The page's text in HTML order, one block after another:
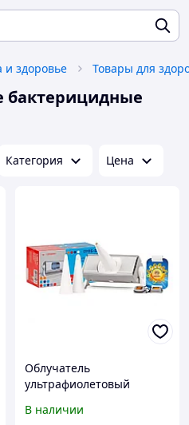
и здоровье Товары для
бактерицидные
Категория Цена
Облучатель
ультрафиолетовый
«Солнышко» ОУФб-04
В наличии